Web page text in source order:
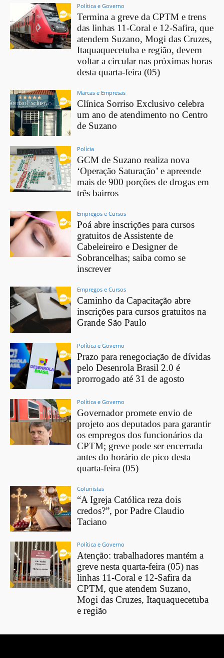
Política e Governo
Termina a greve da CPTM e trens
das linhas 11-Coral e 12-Safira, que
atendem Suzano, Mogi das Cruzes,
Itaquaquecetuba e região, devem
voltar a circular nas próximas horas
desta quarta-feira (05)
Marcas e Empresas
Clínica Sorriso Exclusivo celebra
um ano de atendimento no Centro
de Suzano
Polícia
GCM de Suzano realiza nova
‘Operação Saturação’ e apreende
mais de 900 porções de drogas em
três bairros
Empregos e Cursos
Poá abre inscrições para cursos
gratuitos de Assistente de
Cabeleireiro e Designer de
Sobrancelhas; saiba como se
inscrever
Empregos e Cursos
Caminho da Capacitação abre
inscrições para cursos gratuitos na
Grande São Paulo
Política e Governo
Prazo para renegociação de dívidas
pelo Desenrola Brasil 2.0 é
prorrogado até 31 de agosto
Política e Governo
Governador promete envio de
projeto aos deputados para garantir
os empregos dos funcionários da
CPTM; greve pode ser encerrada
antes do horário de pico desta
quarta-feira (05)
Colunistas
“A Igreja Católica reza dois
credos?”, por Padre Claudio
Taciano
Política e Governo
Atenção: trabalhadores mantém a
greve nesta quarta-feira (05) nas
linhas 11-Coral e 12-Safira da
CPTM, que atendem Suzano,
Mogi das Cruzes, Itaquaquecetuba
e região